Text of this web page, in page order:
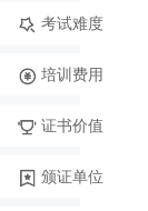
考试难度
培训费用
证书价值
颁证单位